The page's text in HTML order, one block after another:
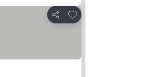
Delen
Toevoegen aan favorieten